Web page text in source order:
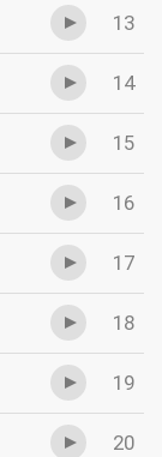
13
14
15
16
17
18
19
20